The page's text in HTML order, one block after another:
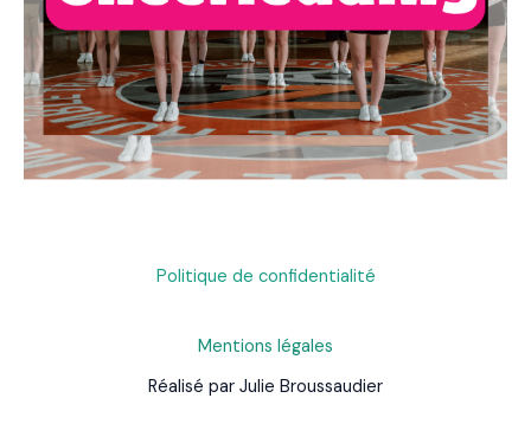
Politique de confidentialité
Mentions légales
Réalisé par Julie Broussaudier